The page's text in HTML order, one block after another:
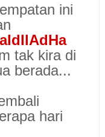
ini
tak kira di
berada...
hari